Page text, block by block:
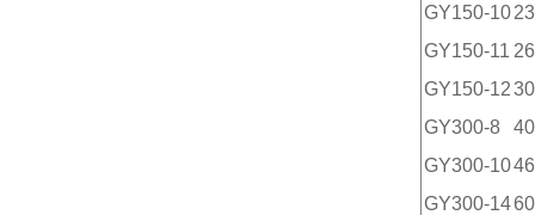
GY150-10
GY150-11
GY150-12
GY300-8
GY300-10
GY300-14